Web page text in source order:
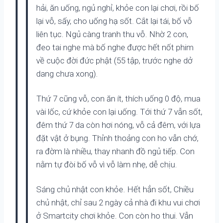
hải, ăn uống, ngủ nghỉ, khỏe con lại chơi, rồi bố
lại vỗ, sấy, cho uống hạ sốt. Cắt lại tái, bố vỗ
liên tục. Ngủ càng tranh thu vỗ. Nhờ 2 con,
đeo tai nghe mà bố nghe được hết nốt phim
về cuộc đời đức phật (55 tập, trước nghe dở
dang chưa xong).
Thứ 7 cũng vỗ, con ăn ít, thích uống 0 độ, mua
vài lốc, cứ khỏe con lại uống. Tới thứ 7 vẫn sốt,
đêm thứ 7 da còn hơi nóng, vỗ cả đêm, với lựa
đặt vật ở bụng. Thỉnh thoảng con ho vẫn chớ,
ra đờm là nhiều, thay nhanh đồ ngủ tiếp. Con
nằm tự đòi bố vỗ vì vỗ làm nhẹ, dễ chịu.
Sáng chủ nhật con khỏe. Hết hẳn sốt, Chiều
chủ nhật, chỉ sau 2 ngày cả nhà đi khu vui chơi
ở Smartcity chơi khỏe. Con còn ho thui. Vẫn